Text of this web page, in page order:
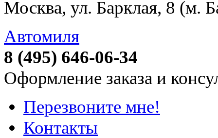
Москва, ул. Барклая, 8 (м.
Автомиля
8 (495) 646-06-34
Оформление заказа и
Перезвоните мне!
Контакты